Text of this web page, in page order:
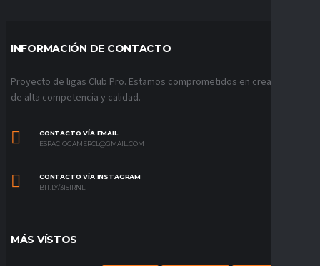
INFORMACIÓN DE CONTACTO
Proyecto de ligas Club Pro. Estamos comprometidos en crear ligas
de alta competencia y calidad.
CONTACTO VÍA EMAIL
ESPACIOGAMERCL@GMAIL.COM
CONTACTO VÍA INSTAGRAM
BIT.LY/31S1RNL
MÁS VÍSTOS